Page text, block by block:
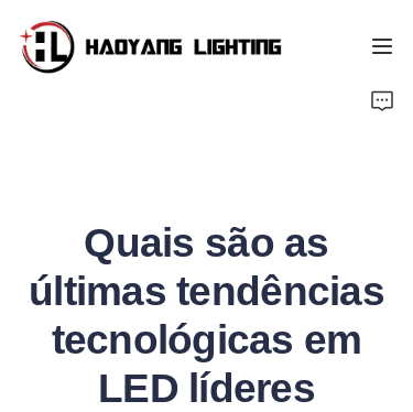
Quais são as
últimas tendências
tecnológicas em
LED líderes
Sobre Nós
Serviço Personalizado
Recurso